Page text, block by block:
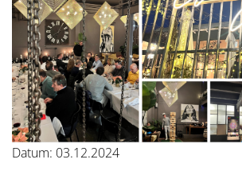
Datum: 03.12.2024